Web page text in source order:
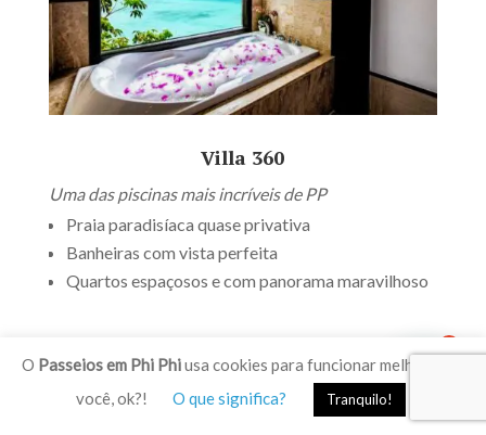
Villa 360
Uma das piscinas mais incríveis de PP
Praia paradisíaca quase privativa
Banheiras com vista perfeita
Quartos espaçosos e com panorama maravilhoso
A partir de THB 8.500 (R$ 1.370)
O Passeios em Phi Phiusa cookies para funcionar melhor para
você, ok?!
O que significa? Tranquilo!